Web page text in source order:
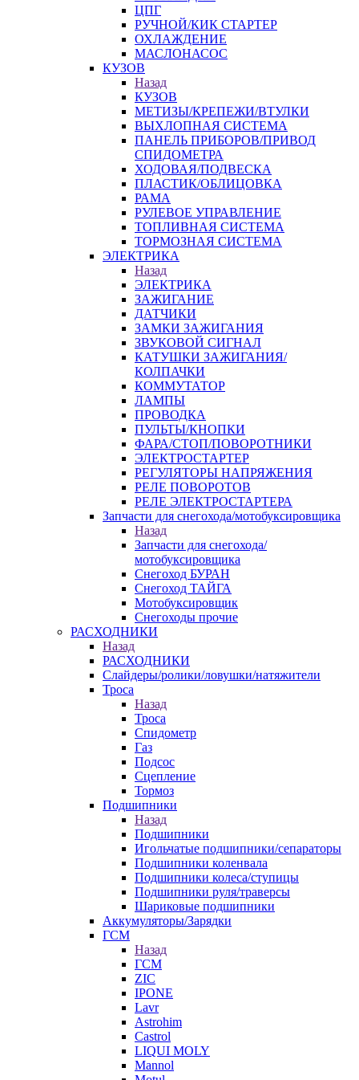
ЦПГ
РУЧНОЙ/КИК СТАРТЕР
ОХЛАЖДЕНИЕ
МАСЛОНАСОС
КУЗОВ
Назад
КУЗОВ
МЕТИЗЫ/КРЕПЕЖИ/ВТУЛКИ
ВЫХЛОПНАЯ СИСТЕМА
ПАНЕЛЬ ПРИБОРОВ/ПРИВОД
СПИДОМЕТРА
ХОДОВАЯ/ПОДВЕСКА
ПЛАСТИК/ОБЛИЦОВКА
РАМА
РУЛЕВОЕ УПРАВЛЕНИЕ
ТОПЛИВНАЯ СИСТЕМА
ТОРМОЗНАЯ СИСТЕМА
ЭЛЕКТРИКА
Назад
ЭЛЕКТРИКА
ЗАЖИГАНИЕ
ДАТЧИКИ
ЗАМКИ ЗАЖИГАНИЯ
ЗВУКОВОЙ СИГНАЛ
КАТУШКИ ЗАЖИГАНИЯ/
КОЛПАЧКИ
КОММУТАТОР
ЛАМПЫ
ПРОВОДКА
ПУЛЬТЫ/КНОПКИ
ФАРА/СТОП/ПОВОРОТНИКИ
ЭЛЕКТРОСТАРТЕР
РЕГУЛЯТОРЫ НАПРЯЖЕНИЯ
РЕЛЕ ПОВОРОТОВ
РЕЛЕ ЭЛЕКТРОСТАРТЕРА
Запчасти для снегохода/мотобуксировщика
Назад
Запчасти для снегохода/
мотобуксировщика
Снегоход БУРАН
Снегоход ТАЙГА
Мотобуксировщик
Снегоходы прочие
РАСХОДНИКИ
Назад
РАСХОДНИКИ
Слайдеры/ролики/ловушки/натяжители
Троса
Назад
Троса
Спидометр
Газ
Подсос
Сцепление
Тормоз
Подшипники
Назад
Подшипники
Игольчатые подшипники/сепараторы
Подшипники коленвала
Подшипники колеса/ступицы
Подшипники руля/траверсы
Шариковые подшипники
Аккумуляторы/Зарядки
ГСМ
Назад
ГСМ
ZIC
IPONE
Lavr
Astrohim
Castrol
LIQUI MOLY
Mannol